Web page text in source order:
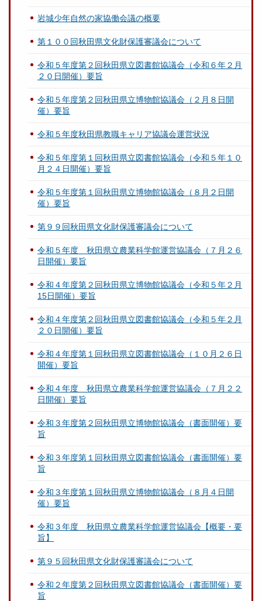
岩城少年自然の家協働会議の概要
第１００回秋田県文化財保護審議会について
令和５年度第２回秋田県立図書館協議会（令和６年２月
２０日開催）要旨
令和５年度第２回秋田県立博物館協議会（２月８日開
催）要旨
令和５年度秋田県教職キャリア協議会運営状況
令和５年度第１回秋田県立図書館協議会（令和５年１０
月２４日開催）要旨
令和５年度第１回秋田県立博物館協議会（８月２日開
催）要旨
第９９回秋田県文化財保護審議会について
令和５年度 秋田県立農業科学館運営協議会（７月２６
日開催）要旨
令和４年度第２回秋田県立博物館協議会（令和５年２月
15日開催）要旨
令和４年度第２回秋田県立図書館協議会（令和５年２月
２０日開催）要旨
令和４年度第１回秋田県立図書館協議会（１０月２６日
開催）要旨
令和４年度 秋田県立農業科学館運営協議会（７月２２
日開催）要旨
令和３年度第２回秋田県立博物館協議会（書面開催）要
旨
令和３年度第１回秋田県立図書館協議会（書面開催）要
旨
令和３年度第１回秋田県立博物館協議会（８月４日開
催）要旨
令和３年度 秋田県立農業科学館運営協議会【概要・要
旨】
第９５回秋田県文化財保護審議会について
令和２年度第２回秋田県立図書館協議会（書面開催）要
旨